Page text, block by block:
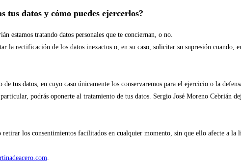
tus datos y cómo puedes ejercerlos?
estamos tratando datos personales que te conciernan, o no.
la rectificación de los datos inexactos o, en su caso, solicitar su supresión cuando,
tus datos, en cuyo caso únicamente los conservaremos para el ejercicio o la
podrás oponerte al tratamiento de tus datos. Sergio José Moreno Cebrián
los consentimientos facilitados en cualquier momento, sin que ello afecte a